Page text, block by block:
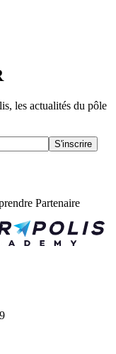
les actualités du pôle
S'inscrire